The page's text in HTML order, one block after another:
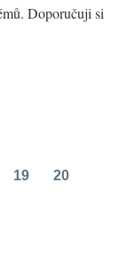
Doporučuji si
19 20